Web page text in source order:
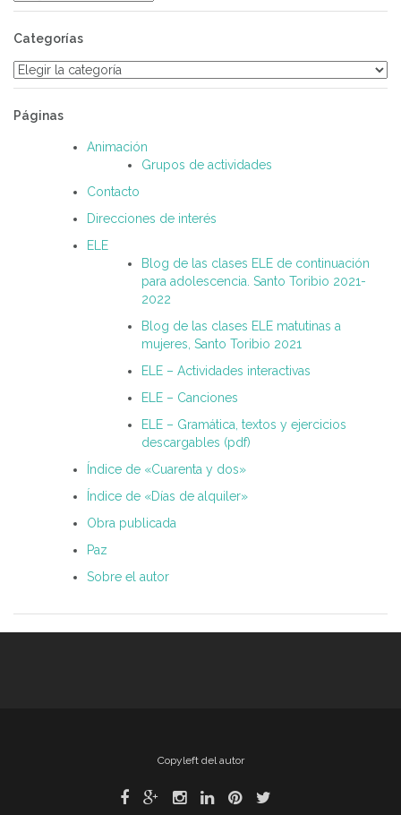
Categorías
Categorías
Páginas
Animación
Grupos de actividades
Contacto
Direcciones de interés
ELE
Blog de las clases ELE de continuación
para adolescencia. Santo Toribio 2021-
2022
Blog de las clases ELE matutinas a
mujeres, Santo Toribio 2021
ELE – Actividades interactivas
ELE – Canciones
ELE – Gramática, textos y ejercicios
descargables (pdf)
Índice de «Cuarenta y dos»
Índice de «Días de alquiler»
Obra publicada
Paz
Sobre el autor
Copyleft del autor